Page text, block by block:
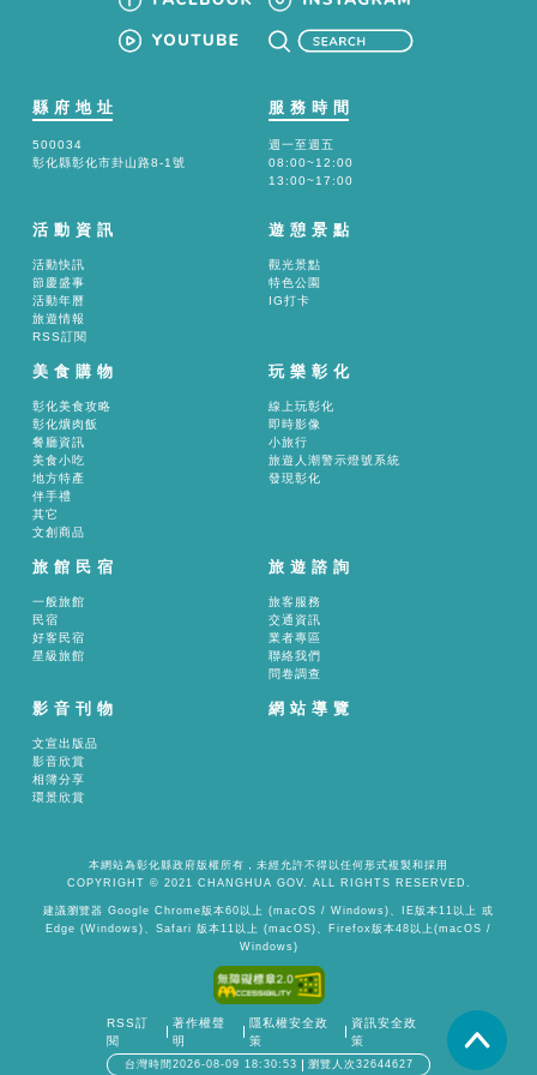
置頂
縣府地址
500034
彰化縣彰化市卦山路8-1號
服務時間
週一至週五
08:00~12:00
13:00~17:00
活動資訊
活動快訊
節慶盛事
活動年曆
旅遊情報
RSS訂閱
遊憩景點
觀光景點
特色公園
IG打卡
美食購物
彰化美食攻略
彰化爌肉飯
餐廳資訊
美食小吃
地方特產
伴手禮
其它
文創商品
玩樂彰化
線上玩彰化
即時影像
小旅行
旅遊人潮警示燈號系統
發現彰化
旅館民宿
一般旅館
民宿
好客民宿
星級旅館
旅遊諮詢
旅客服務
交通資訊
業者專區
聯絡我們
問卷調查
影音刊物
文宣出版品
影音欣賞
相簿分享
環景欣賞
網站導覽
本網站為彰化縣政府版權所有，未經允許不得以任何形式複製和採用
COPYRIGHT © 2021 CHANGHUA GOV. ALL RIGHTS RESERVED.
建議瀏覽器 Google Chrome版本60以上 (macOS / Windows)、IE版本11以上 或
Edge (Windows)、Safari 版本11以上 (macOS)、Firefox版本48以上(macOS /
Windows)
RSS訂
閱
著作權聲
明
隱私權安全政
策
資訊安全政
策
台灣時間2026-08-09 18:30:53 瀏覽人次32644627